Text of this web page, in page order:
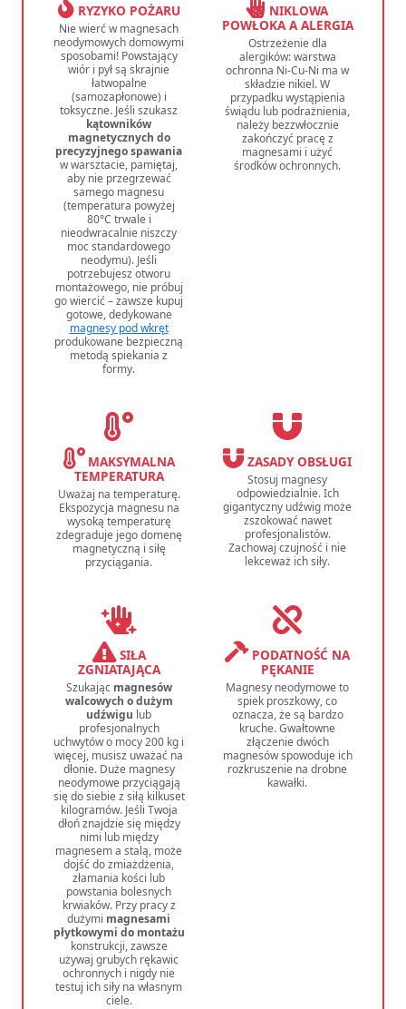
RYZYKO POŻARU
Nie wierć w magnesach
neodymowych domowymi
sposobami! Powstający
wiór i pył są skrajnie
łatwopalne
(samozapłonowe) i
toksyczne. Jeśli szukasz
kątowników
magnetycznych do
precyzyjnego spawania
w warsztacie, pamiętaj,
aby nie przegrzewać
samego magnesu
(temperatura powyżej
80°C trwale i
nieodwracalnie niszczy
moc standardowego
neodymu). Jeśli
potrzebujesz otworu
montażowego, nie próbuj
go wiercić – zawsze kupuj
gotowe, dedykowane
magnesy pod wkręt
produkowane bezpieczną
metodą spiekania z
formy.
NIKLOWA
POWŁOKA A ALERGIA
Ostrzeżenie dla
alergików: warstwa
ochronna Ni-Cu-Ni ma w
składzie nikiel. W
przypadku wystąpienia
świądu lub podrażnienia,
należy bezzwłocznie
zakończyć pracę z
magnesami i użyć
środków ochronnych.
MAKSYMALNA
TEMPERATURA
Uważaj na temperaturę.
Ekspozycja magnesu na
wysoką temperaturę
zdegraduje jego domenę
magnetyczną i siłę
przyciągania.
ZASADY OBSŁUGI
Stosuj magnesy
odpowiedzialnie. Ich
gigantyczny udźwig może
zszokować nawet
profesjonalistów.
Zachowaj czujność i nie
lekceważ ich siły.
SIŁA
ZGNIATAJĄCA
Szukając magnesów
walcowych o dużym
udźwigu lub
profesjonalnych
uchwytów o mocy 200 kg i
więcej, musisz uważać na
dłonie. Duże magnesy
neodymowe przyciągają
się do siebie z siłą kilkuset
kilogramów. Jeśli Twoja
dłoń znajdzie się między
nimi lub między
magnesem a stalą, może
dojść do zmiażdżenia,
złamania kości lub
powstania bolesnych
krwiaków. Przy pracy z
dużymi magnesami
płytkowymi do montażu
konstrukcji, zawsze
używaj grubych rękawic
ochronnych i nigdy nie
testuj ich siły na własnym
ciele.
PODATNOŚĆ NA
PĘKANIE
Magnesy neodymowe to
spiek proszkowy, co
oznacza, że są bardzo
kruche. Gwałtowne
złączenie dwóch
magnesów spowoduje ich
rozkruszenie na drobne
kawałki.